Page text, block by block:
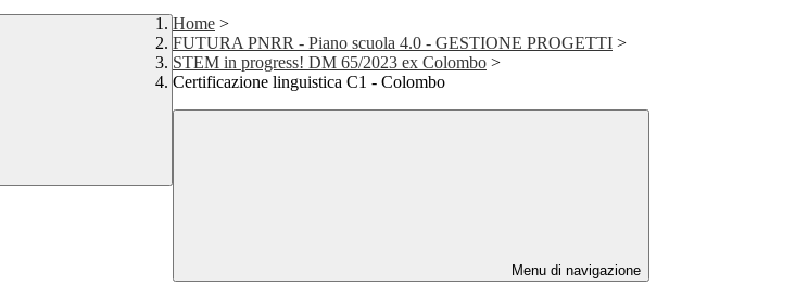
Home >
FUTURA PNRR - Piano scuola 4.0 - GESTIONE PROGETTI >
STEM in progress! DM 65/2023 ex Colombo >
Certificazione linguistica C1 - Colombo
Menu di navigazione